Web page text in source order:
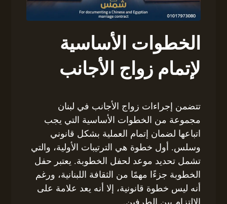
الخطوات الأساسية
لإتمام زواج الأجانب
تتضمن إجراءات زواج الأجانب في لبنان
مجموعة من الخطوات الأساسية التي يجب
اتباعها لضمان إتمام العملية بشكل قانوني
وسلس. أول خطوة هي الترتيبات الأولية، والتي
تشمل تحديد موعد لحفل الخطوبة. يعتبر حفل
الخطوبة جزءًا مهمًا من الثقافة اللبنانية، ورغم
أنه ليس خطوة قانونية، إلا أنه يعد علامة على
الالتزام بين الطرفين.